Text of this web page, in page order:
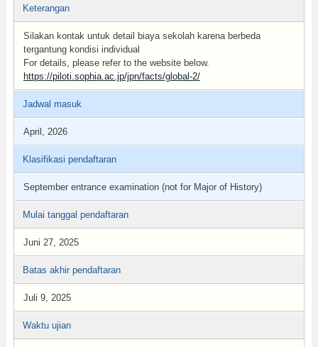
Keterangan
Silakan kontak untuk detail biaya sekolah karena berbeda
tergantung kondisi individual
For details, please refer to the website below.
https://piloti.sophia.ac.jp/jpn/facts/global-2/
Jadwal masuk
April, 2026
Klasifikasi pendaftaran
September entrance examination (not for Major of History)
Mulai tanggal pendaftaran
Juni 27, 2025
Batas akhir pendaftaran
Juli 9, 2025
Waktu ujian